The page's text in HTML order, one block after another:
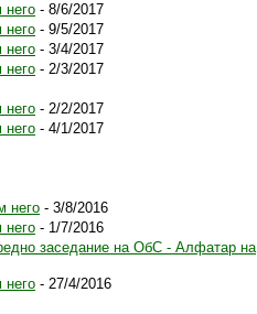
него - 8/6/2017
него - 9/5/2017
него - 3/4/2017
него - 2/3/2017
него - 2/2/2017
него - 4/1/2017
него - 3/8/2016
него - 1/7/2016
заседание на ОбС - Алфатар на
него - 27/4/2016